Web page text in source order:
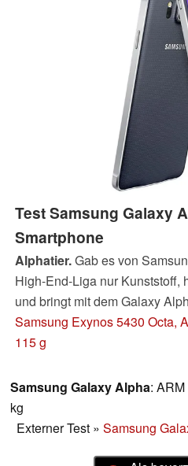
Test Samsung Galaxy
Smartphone
Alphatier.Gab es von
High-End-Liga nur Kunststoff,
und bringt mit dem Galaxy
Aluminium-Rahmen. Das
Komponenten zwar Anspruch
S5.
Samsung Exynos 5430 Octa,
115 g
Samsung Galaxy Alpha:
kg
Externer Test » Samsung